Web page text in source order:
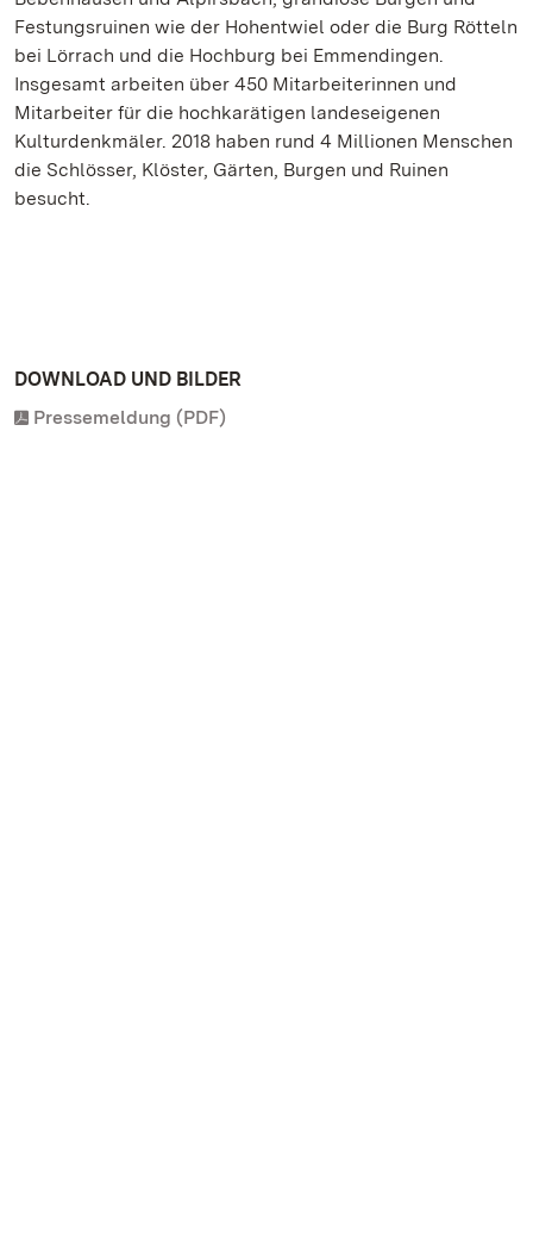
Festungsruinen wie der Hohentwiel oder die Burg Rötteln
bei Lörrach und die Hochburg bei Emmendingen.
Insgesamt arbeiten über 450 Mitarbeiterinnen und
Mitarbeiter für die hochkarätigen landeseigenen
Kulturdenkmäler. 2018 haben rund 4 Millionen Menschen
die Schlösser, Klöster, Gärten, Burgen und Ruinen
besucht.
DOWNLOAD UND BILDER
Pressemeldung (PDF)